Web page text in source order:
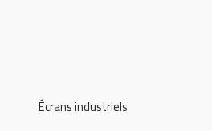
Écrans industriels